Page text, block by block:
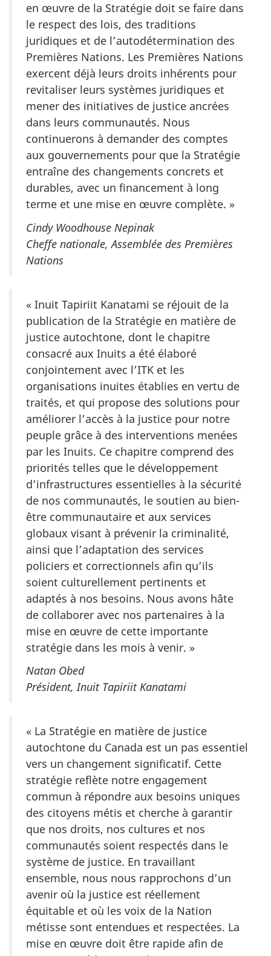
en œuvre de la Stratégie doit se faire dans
le respect des lois, des traditions
juridiques et de l’autodétermination des
Premières Nations. Les Premières Nations
exercent déjà leurs droits inhérents pour
revitaliser leurs systèmes juridiques et
mener des initiatives de justice ancrées
dans leurs communautés. Nous
continuerons à demander des comptes
aux gouvernements pour que la Stratégie
entraîne des changements concrets et
durables, avec un financement à long
terme et une mise en œuvre complète. »
Cindy Woodhouse Nepinak
Cheffe nationale, Assemblée des Premières
Nations
« Inuit Tapiriit Kanatami se réjouit de la
publication de la Stratégie en matière de
justice autochtone, dont le chapitre
consacré aux Inuits a été élaboré
conjointement avec l’ITK et les
organisations inuites établies en vertu de
traités, et qui propose des solutions pour
améliorer l’accès à la justice pour notre
peuple grâce à des interventions menées
par les Inuits. Ce chapitre comprend des
priorités telles que le développement
d’infrastructures essentielles à la sécurité
de nos communautés, le soutien au bien-
être communautaire et aux services
globaux visant à prévenir la criminalité,
ainsi que l’adaptation des services
policiers et correctionnels afin qu’ils
soient culturellement pertinents et
adaptés à nos besoins. Nous avons hâte
de collaborer avec nos partenaires à la
mise en œuvre de cette importante
stratégie dans les mois à venir. »
Natan Obed
Président, Inuit Tapiriit Kanatami
« La Stratégie en matière de justice
autochtone du Canada est un pas essentiel
vers un changement significatif. Cette
stratégie reflète notre engagement
commun à répondre aux besoins uniques
des citoyens métis et cherche à garantir
que nos droits, nos cultures et nos
communautés soient respectés dans le
système de justice. En travaillant
ensemble, nous nous rapprochons d’un
avenir où la justice est réellement
équitable et où les voix de la Nation
métisse sont entendues et respectées. La
mise en œuvre doit être rapide afin de